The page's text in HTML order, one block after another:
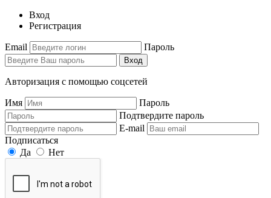
Вход
Регистрация
Email Пароль
Вход
Авторизация с помощью соцсетей
Имя
Пароль
Подтвердите пароль
E-mail
Подписаться
Да
Нет